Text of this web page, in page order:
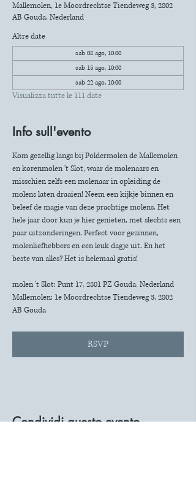
Mallemolen, 1e Moordrechtse Tiendeweg 3, 2802
AB Gouda, Nederland
Altre date
sab 08 ago, 10:00
sab 15 ago, 10:00
sab 22 ago, 10:00
Visualizza tutte le 111 date
Info sull'evento
Kom gezellig langs bij Poldermolen de Mallemolen
en korenmolen 't Slot, waar de molenaars en
misschien zelfs een molenaar in opleiding de
molens laten draaien! Neem een kijkje binnen en
beleef de magie van deze prachtige molens. Het
hele jaar door kun je hier genieten, met slechts een
paar uitzonderingen. Perfect voor gezinnen,
molenliefhebbers en een leuk dagje uit. En het
beste van alles? Het is helemaal gratis!
molen 't Slot: Punt 17, 2801 PZ Gouda, Nederland
Mallemolen: 1e Moordrechtse Tiendeweg 3, 2802
AB Gouda
RSVP
Condividi questo evento